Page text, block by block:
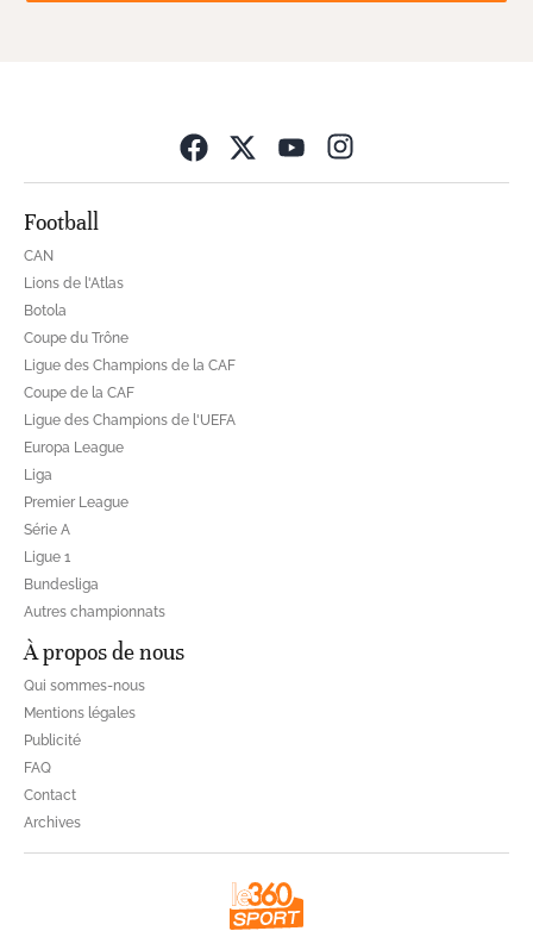
Football
CAN
Lions de l'Atlas
Botola
Coupe du Trône
Ligue des Champions de la CAF
Coupe de la CAF
Ligue des Champions de l'UEFA
Europa League
Liga
Premier League
Série A
Ligue 1
Bundesliga
Autres championnats
À propos de nous
Qui sommes-nous
Mentions légales
Publicité
FAQ
Contact
Archives